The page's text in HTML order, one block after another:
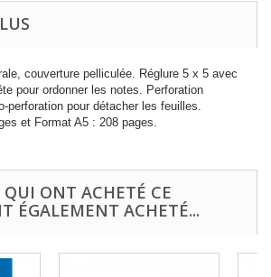
couverture pelliculée. Réglure 5 x 5 avec
pour ordonner les notes. Perforation
perforation pour détacher les feuilles.
et Format A5 : 208 pages.
QUI ONT ACHETÉ CE
ÉGALEMENT ACHETÉ...